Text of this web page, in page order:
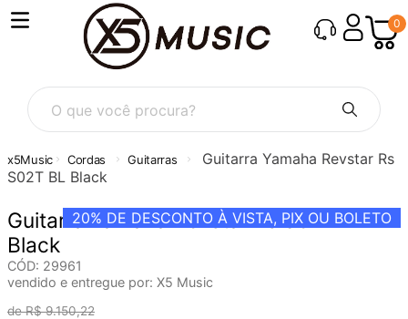
0
O que você procura?
Cordas Guitarras
Guitarra Yamaha Revstar Rs
S02T BL Black
20% DE DESCONTO À VISTA, PIX OU BOLETO
Guitarra Yamaha Revstar Rs S02T BL
Black
CÓD: 29961
vendido e entregue por: X5 Music
R$ 9.150,22